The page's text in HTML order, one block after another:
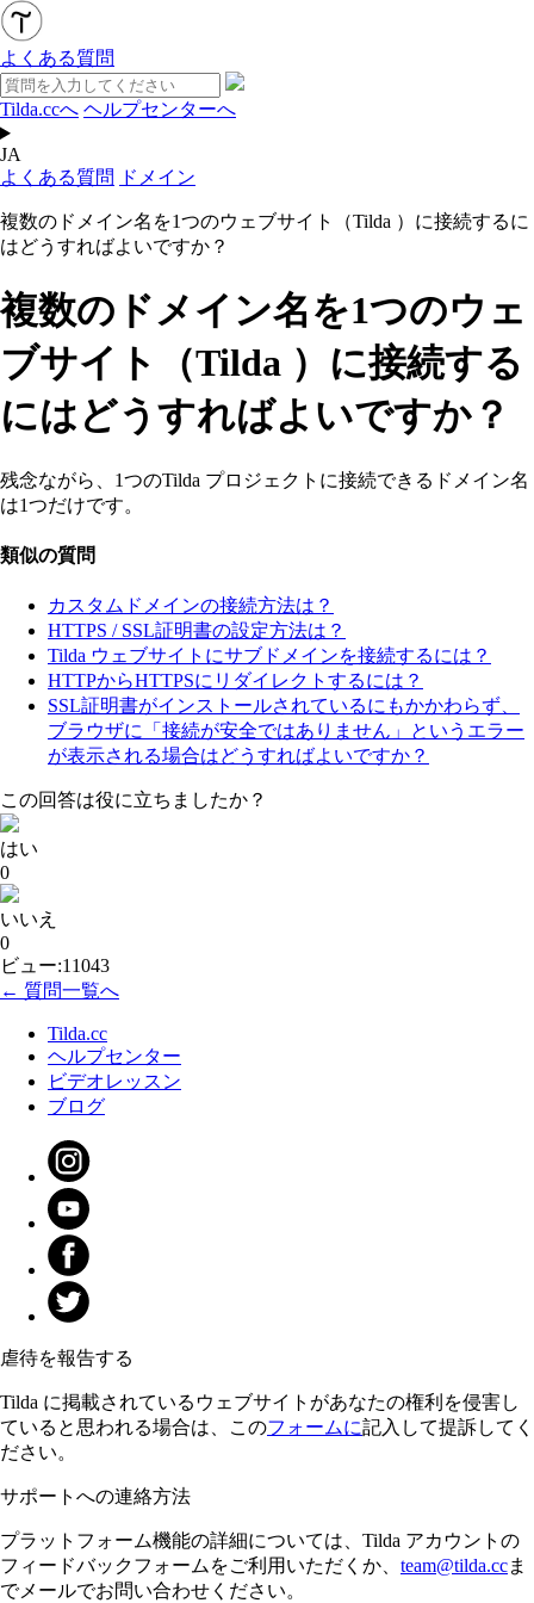
よくある質問
Tilda.ccへ ヘルプセンターへ
JA
よくある質問
ドメイン
複数のドメイン名を1つのウェブサイト（Tilda ）に接続するに
はどうすればよいですか？
複数のドメイン名を1つのウェ
ブサイト（Tilda ）に接続する
にはどうすればよいですか？
残念ながら、1つのTilda プロジェクトに接続できるドメイン名
は1つだけです。
類似の質問
カスタムドメインの接続方法は？
HTTPS / SSL証明書の設定方法は？
Tilda ウェブサイトにサブドメインを接続するには？
HTTPからHTTPSにリダイレクトするには？
SSL証明書がインストールされているにもかかわらず、
ブラウザに「接続が安全ではありません」というエラー
が表示される場合はどうすればよいですか？
この回答は役に立ちましたか？
はい
0
いいえ
0
ビュー:11043
← 質問一覧へ
Tilda.cc
ヘルプセンター
ビデオレッスン
ブログ
虐待を報告する
Tilda に掲載されているウェブサイトがあなたの権利を侵害し
ていると思われる場合は、このフォームに記入して提訴してく
ださい。
サポートへの連絡方法
プラットフォーム機能の詳細については、Tilda アカウントの
フィードバックフォームをご利用いただくか、 team@tilda.ccま
でメールでお問い合わせください。